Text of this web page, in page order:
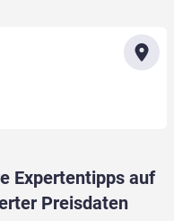
Expertentipps auf
Preisdaten